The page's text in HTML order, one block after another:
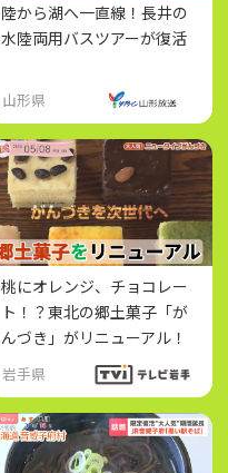
陸から湖へ一直線！長井の
水陸両用バスツアーが復活
山形県
桃にオレンジ、チョコレー
ト！？東北の郷土菓子「が
んづき」がリニューアル！
岩手県